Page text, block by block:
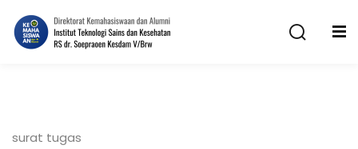
content
surat tugas